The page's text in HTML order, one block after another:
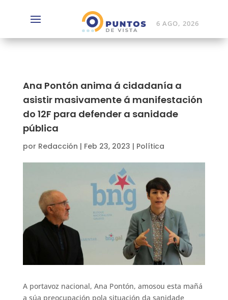
6 AGO, 2026
Ana Pontón anima á cidadanía a
asistir masivamente á manifestación
do 12F para defender a sanidade
pública
por Redacción | Feb 23, 2023 | Política
A portavoz nacional, Ana Pontón, amosou esta mañá
a súa preocupación pola situación da sanidade